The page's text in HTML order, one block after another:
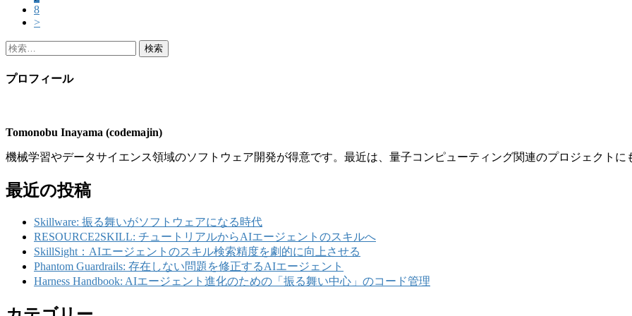
8
>
検
プロフィール
Tomonobu Inayama (codemajin)
機械学習やデータサイエンス領域のソフトウェア開発が得意です。最近は、量子コンピューティング関連のプロジェクトに
最近の投稿
Skillware: 振る舞いがソフトウェアになる時代
RESOURCE2SKILL: チュートリアルからAIエージェントのスキルへ
SkillSight：AIエージェントのスキル検索精度を劇的に向上させる
Phantom Guardrails: 存在しない問題を修正するAIエージェント
Harness Handbook: AIエージェント進化のための「振る舞い中心」のコード管理